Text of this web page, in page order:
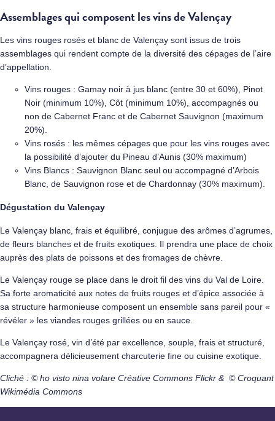
Assemblages qui composent les vins de Valençay
Les vins rouges rosés et blanc de Valençay sont issus de trois
assemblages qui rendent compte de la diversité des cépages de l’aire
d’appellation.
Vins rouges : Gamay noir à jus blanc (entre 30 et 60%), Pinot
Noir (minimum 10%), Côt (minimum 10%), accompagnés ou
non de Cabernet Franc et de Cabernet Sauvignon (maximum
20%).
Vins rosés : les mêmes cépages que pour les vins rouges avec
la possibilité d’ajouter du Pineau d’Aunis (30% maximum)
Vins Blancs : Sauvignon Blanc seul ou accompagné d’Arbois
Blanc, de Sauvignon rose et de Chardonnay (30% maximum).
Dégustation du Valençay
Le Valençay blanc, frais et équilibré, conjugue des arômes d’agrumes,
de fleurs blanches et de fruits exotiques. Il prendra une place de choix
auprès des plats de poissons et des fromages de chèvre
Le Valençay rouge se place dans le droit fil des vins du Val de Loire.
Sa forte aromaticité aux notes de fruits rouges et d’épice associée à
sa structure harmonieuse composent un ensemble sans pareil pour «
révéler » les viandes rouges grillées ou en sauce.
Le Valençay rosé, vin d’été par excellence, souple, frais et structuré,
accompagnera délicieusement charcuterie fine ou cuisine exotique.
Cliché : © ho visto nina volare Créative Commons Flickr & © Croquant
Wikimédia Commons